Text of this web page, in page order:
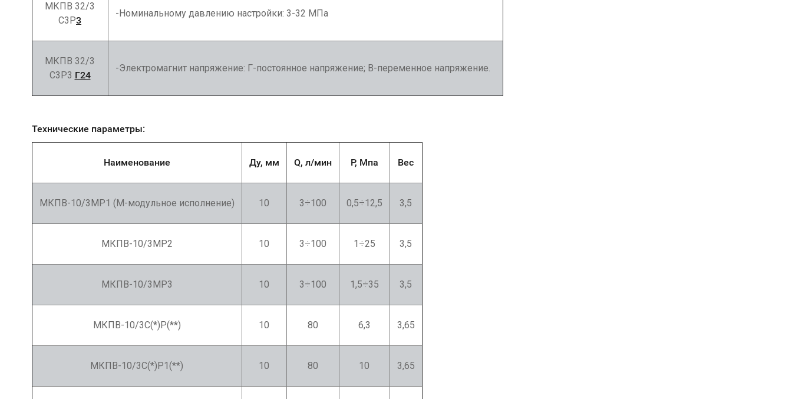
МКПВ 32/3
С3Р3
-Номинальному давлению настройки: 3-32 МПа
МКПВ 32/3
С3Р3 Г24
-Электромагнит напряжение: Г-постоянное напряжение; В-переменное напряжение.
Технические параметры:
Наименование Ду, мм Q, л/мин P, Мпа Вес
МКПВ-10/3МР1 (М-модульное исполнение) 10 3÷100 0,5÷12,5 3,5
МКПВ-10/3МР2 10 3÷100 1÷25 3,5
МКПВ-10/3МР3 10 3÷100 1,5÷35 3,5
МКПВ-10/3С(*)Р(**) 10 80 6,3 3,65
МКПВ-10/3С(*)Р1(**) 10 80 10 3,65